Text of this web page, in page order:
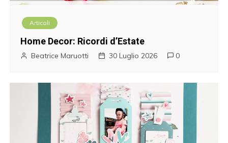
Articoli
Home Decor: Ricordi d’Estate
Beatrice Maruotti 30 Luglio 2026 0